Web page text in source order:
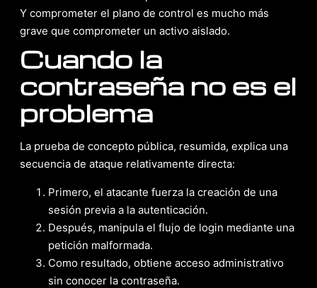
Y comprometer el plano de control es mucho más
grave que comprometer un activo aislado.
Cuando la
contraseña no es el
problema
La prueba de concepto pública, resumida, explica una
secuencia de ataque relativamente directa:
Primero, el atacante fuerza la creación de una
sesión previa a la autenticación.
Después, manipula el flujo de login mediante una
petición malformada.
Como resultado, obtiene acceso administrativo
sin conocer la contraseña.